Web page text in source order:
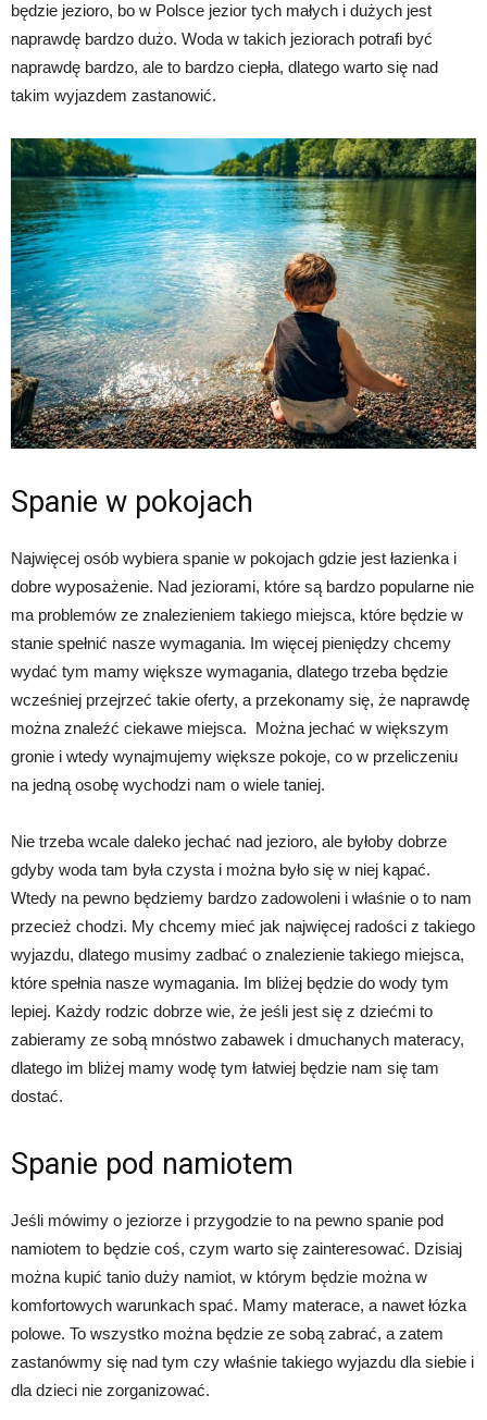
będzie jezioro, bo w Polsce jezior tych małych i dużych jest
naprawdę bardzo dużo. Woda w takich jeziorach potrafi być
naprawdę bardzo, ale to bardzo ciepła, dlatego warto się nad
takim wyjazdem zastanowić.
Spanie w pokojach
Najwięcej osób wybiera spanie w pokojach gdzie jest łazienka i
dobre wyposażenie. Nad jeziorami, które są bardzo popularne nie
ma problemów ze znalezieniem takiego miejsca, które będzie w
stanie spełnić nasze wymagania. Im więcej pieniędzy chcemy
wydać tym mamy większe wymagania, dlatego trzeba będzie
wcześniej przejrzeć takie oferty, a przekonamy się, że naprawdę
można znaleźć ciekawe miejsca. Można jechać w większym
gronie i wtedy wynajmujemy większe pokoje, co w przeliczeniu
na jedną osobę wychodzi nam o wiele taniej.
Nie trzeba wcale daleko jechać nad jezioro, ale byłoby dobrze
gdyby woda tam była czysta i można było się w niej kąpać.
Wtedy na pewno będziemy bardzo zadowoleni i właśnie o to nam
przecież chodzi. My chcemy mieć jak najwięcej radości z takiego
wyjazdu, dlatego musimy zadbać o znalezienie takiego miejsca,
które spełnia nasze wymagania. Im bliżej będzie do wody tym
lepiej. Każdy rodzic dobrze wie, że jeśli jest się z dziećmi to
zabieramy ze sobą mnóstwo zabawek i dmuchanych materacy,
dlatego im bliżej mamy wodę tym łatwiej będzie nam się tam
dostać.
Spanie pod namiotem
Jeśli mówimy o jeziorze i przygodzie to na pewno spanie pod
namiotem to będzie coś, czym warto się zainteresować. Dzisiaj
można kupić tanio duży namiot, w którym będzie można w
komfortowych warunkach spać. Mamy materace, a nawet łózka
polowe. To wszystko można będzie ze sobą zabrać, a zatem
zastanówmy się nad tym czy właśnie takiego wyjazdu dla siebie i
dla dzieci nie zorganizować.